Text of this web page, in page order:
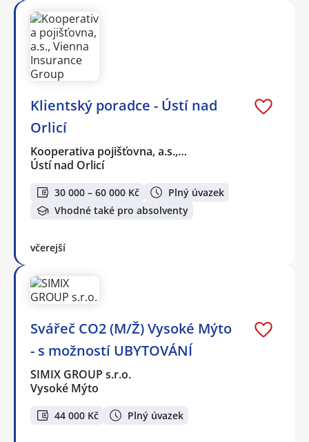
Klientský poradce - Ústí nad
Orlicí
Kooperativa pojišťovna, a.s.,…
Ústí nad Orlicí
30 000 – 60 000 Kč
Plný úvazek
Vhodné také pro absolventy
včerejší
Svářeč CO2 (M/Ž) Vysoké Mýto
- s možností UBYTOVÁNÍ
SIMIX GROUP s.r.o.
Vysoké Mýto
44 000 Kč Plný úvazek